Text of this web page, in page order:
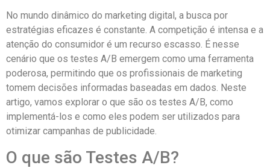
No mundo dinâmico do marketing digital, a busca por
estratégias eficazes é constante. A competição é intensa e a
atenção do consumidor é um recurso escasso. É nesse
cenário que os testes A/B emergem como uma ferramenta
poderosa, permitindo que os profissionais de marketing
tomem decisões informadas baseadas em dados. Neste
artigo, vamos explorar o que são os testes A/B, como
implementá-los e como eles podem ser utilizados para
otimizar campanhas de publicidade.
O que são Testes A/B?